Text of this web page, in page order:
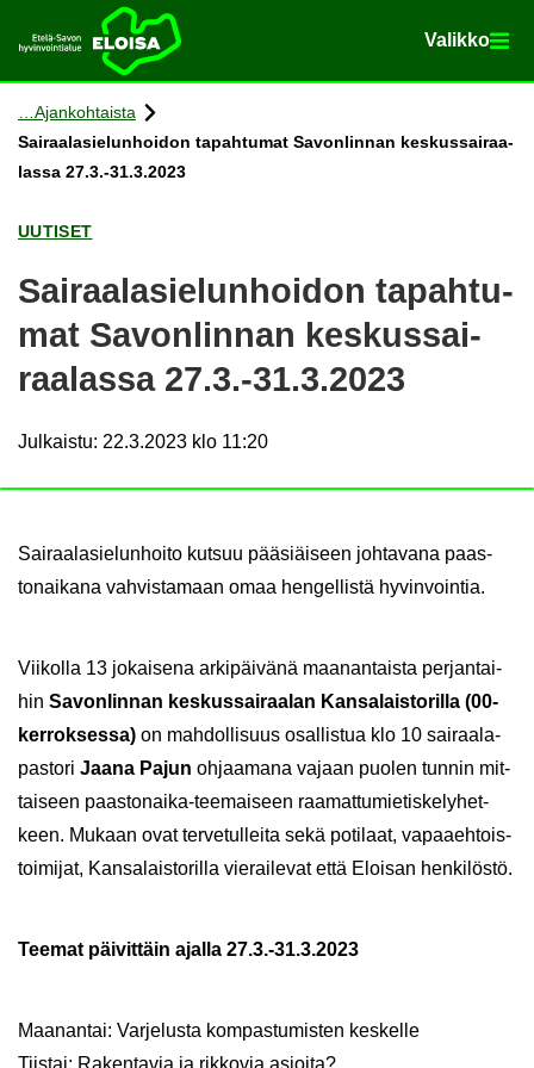
Etusi­vu Va­lik­ko
Va­lik­ko
Siir­ry si­säl­töön
Ajan­koh­tais­ta
Sai­raa­la­sie­lun­hoi­don ta­pah­tu­mat Sa­von­lin­nan kes­kus­sai­raa­
las­sa 27.3.-31.3.2023
UU­TI­SET
Sai­raa­la­sie­lun­hoi­don ta­pah­tu­
mat Sa­von­lin­nan kes­kus­sai­
raa­las­sa 27.3.-31.3.2023
Julkaistu: 22.3.2023 klo 11:20
Sai­raa­la­sie­lun­hoi­to kut­suu pää­siäi­seen joh­ta­va­na paas­
ton­ai­ka­na vah­vis­ta­maan omaa hen­gel­lis­tä hy­vin­voin­tia.
Vii­kol­la 13 jo­kai­se­na ar­ki­päi­vä­nä maa­nan­tais­ta per­jan­tai­
hin Sa­von­lin­nan kes­kus­sai­raa­lan Kan­sa­lais­to­ril­la (00-​
kerroksessa) on mah­dol­li­suus osal­lis­tua klo 10 sai­raa­la­
pas­to­ri Jaana Pajun oh­jaa­ma­na va­jaan puo­len tun­nin mit­
tai­seen paastonaika-​teemaiseen raa­mat­tu­mie­tis­ke­ly­het­
keen. Mu­kaan ovat ter­ve­tul­lei­ta sekä po­ti­laat, va­paa­eh­tois­
toi­mi­jat, Kan­sa­lais­to­ril­la vie­rai­le­vat että Eloi­san hen­ki­lös­tö.
Tee­mat päi­vit­täin ajal­la 27.3.-31.3.2023
Maa­nan­tai: Var­je­lus­ta kom­pas­tu­mis­ten kes­kel­le
Tiis­tai: Ra­ken­ta­via ja rik­ko­via asioi­ta?